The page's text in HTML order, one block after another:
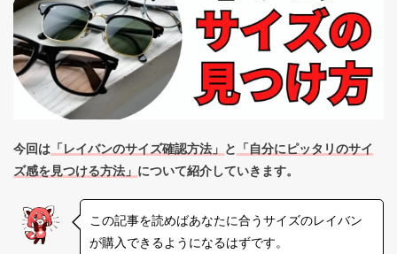
今回は 「レイバンのサイズ確認方法」 と 「自分にピッタリのサイ
ズ感を見つける方法」 について紹介していきます。
この記事を読めばあなたに合うサイズのレイバン
が購入できるようになるはずです。